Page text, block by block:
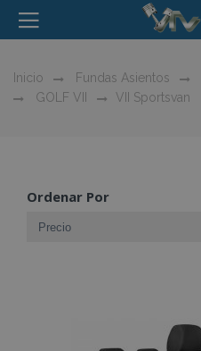
Inicio Fundas Asientos
GOLF VII
VII Sportsvan
Ordenar Por